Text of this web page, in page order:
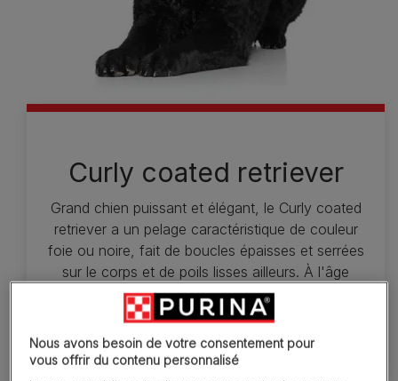
Curly coated retriever
Grand chien puissant et élégant, le Curly coated
retriever a un pelage caractéristique de couleur
foie ou noire, fait de boucles épaisses et serrées
sur le corps et de poils lisses ailleurs. À l'âge
adulte, le mâle mesure 69 cm et la femelle 64 cm ;
ils pèsent entre 36 et 45 kg.
Nous avons besoin de votre consentement pour
vous offrir du contenu personnalisé